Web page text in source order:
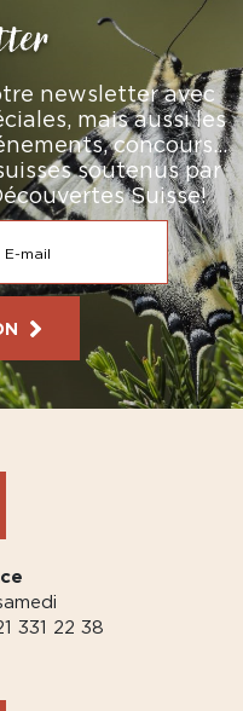
newsletter avec
mais aussi les
concours…
soutenus par
Suisse!
331 22 38